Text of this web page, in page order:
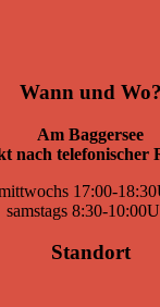
Wann und Wo?
Am Baggersee
nach telefonischer
17:00-
samstags 8:30-
Standort